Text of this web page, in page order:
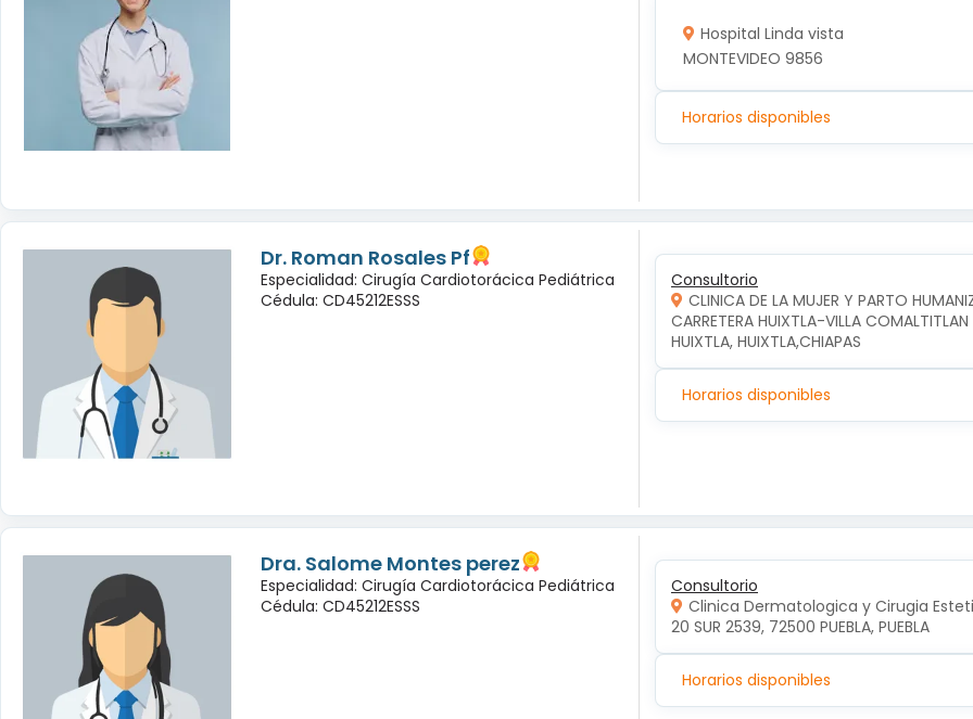
Hospital Linda vista
MONTEVIDEO 9856
Horarios disponibles
Dr. Roman Rosales Pf
Especialidad: Cirugía Cardiotorácica Pediátrica
Cédula: CD45212ESSS
Consultorio
CLINICA DE LA MUJER Y PARTO
CARRETERA HUIXTLA-VILLA
HUIXTLA, HUIXTLA,CHIAPAS
Horarios disponibles
Dra. Salome Montes perez
Especialidad: Cirugía Cardiotorácica Pediátrica
Cédula: CD45212ESSS
Consultorio
Clinica Dermatologica y Cirugia
20 SUR 2539, 72500 PUEBLA, PUEBLA
Horarios disponibles